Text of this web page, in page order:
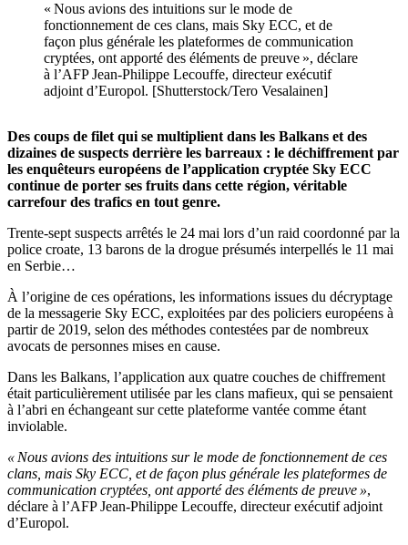
« Nous avions des intuitions sur le mode de
fonctionnement de ces clans, mais Sky ECC, et de
façon plus générale les plateformes de communication
cryptées, ont apporté des éléments de preuve », déclare
à l’AFP Jean-Philippe Lecouffe, directeur exécutif
adjoint d’Europol. [Shutterstock/Tero Vesalainen]
Des coups de filet qui se multiplient dans les Balkans et des
dizaines de suspects derrière les barreaux : le déchiffrement par
les enquêteurs européens de l’application cryptée Sky ECC
continue de porter ses fruits dans cette région, véritable
carrefour des trafics en tout genre.
Trente-sept suspects arrêtés le 24 mai lors d’un raid coordonné par la
police croate, 13 barons de la drogue présumés interpellés le 11 mai
en Serbie…
À l’origine de ces opérations, les informations issues du décryptage
de la messagerie Sky ECC, exploitées par des policiers européens à
partir de 2019, selon des méthodes contestées par de nombreux
avocats de personnes mises en cause.
Dans les Balkans, l’application aux quatre couches de chiffrement
était particulièrement utilisée par les clans mafieux, qui se pensaient
à l’abri en échangeant sur cette plateforme vantée comme étant
inviolable.
« Nous avions des intuitions sur le mode de fonctionnement de ces
clans, mais Sky ECC, et de façon plus générale les plateformes de
communication cryptées, ont apporté des éléments de preuve »,
déclare à l’AFP Jean-Philippe Lecouffe, directeur exécutif adjoint
d’Europol.